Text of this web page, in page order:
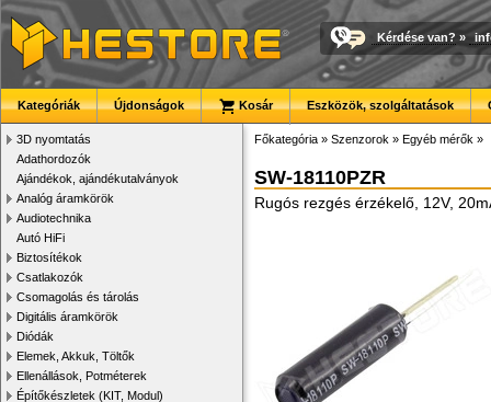
Kérdése van? »
Kategóriák Újdonságok Kosár Eszközök, szolgáltatások
3D nyomtatás
Adathordozók
Ajándékok, ajándékutalványok
Analóg áramkörök
Audiotechnika
Autó HiFi
Biztosítékok
Csatlakozók
Csomagolás és tárolás
Digitális áramkörök
Diódák
Elemek, Akkuk, Töltők
Ellenállások, Potméterek
Építőkészletek (KIT, Modul)
Főkategória » Szenzorok » Egyéb mérők »
SW-18110PZR
Rugós rezgés érzékelő, 12V,